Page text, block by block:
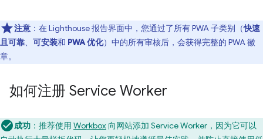
注意 ：在 Lighthouse 报告界面中，您通过了所有 PWA 子类别（快速
且可靠、 可安装和 PWA 优化）中的所有审核后，会获得完整的 PWA 徽
章。
如何注册 Service Worker
成功 ：推荐使用 Workbox 向网站添加 Service Worker，因为它可以